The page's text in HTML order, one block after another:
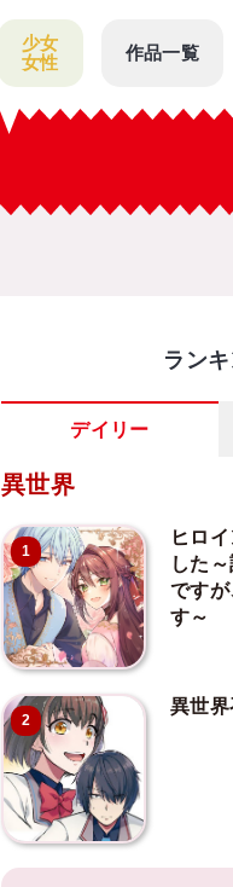
少女
女性
作品一覧
ラン
デイリー
異世界
1
ヒロ
した
です
す～
2
異世